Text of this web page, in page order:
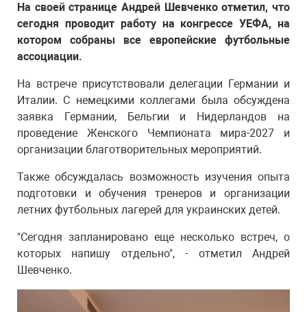
На своей странице Андрей Шевченко отметил, что
сегодня проводит работу на конгрессе УЕФА, на
котором собраны все европейские футбольные
ассоциации.
На встрече присутствовали делегации Германии и
Италии. С немецкими коллегами была обсуждена
заявка Германии, Бельгии и Нидерландов на
проведение Женского Чемпионата мира-2027 и
организации благотворительных мероприятий.
Также обсуждалась возможность изучения опыта
подготовки и обучения тренеров и организации
летних футбольных лагерей для украинских детей.
"Сегодня запланировано еще несколько встреч, о
которых напишу отдельно", - отметил Андрей
Шевченко.